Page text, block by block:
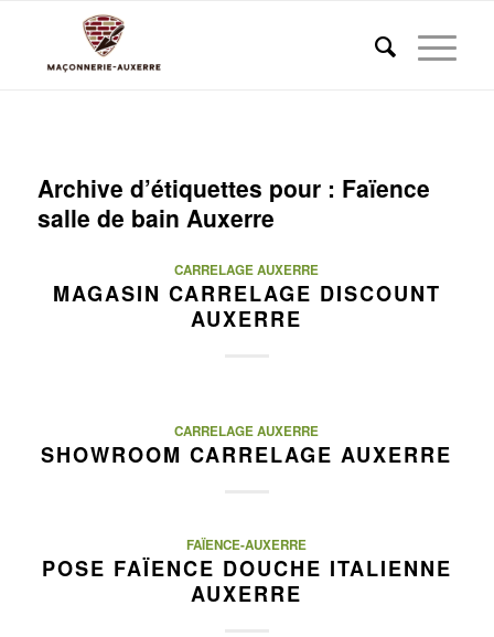
Archive d’étiquettes pour : Faïence
salle de bain Auxerre
CARRELAGE AUXERRE
MAGASIN CARRELAGE DISCOUNT
AUXERRE
CARRELAGE AUXERRE
SHOWROOM CARRELAGE AUXERRE
FAÏENCE-AUXERRE
POSE FAÏENCE DOUCHE ITALIENNE
AUXERRE